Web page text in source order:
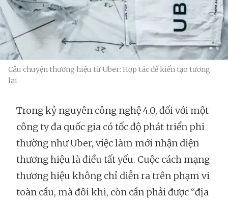
Câu chuyện thương hiệu từ Uber: Hợp tác để kiến tạo tương
lai
Trong kỷ nguyên công nghệ 4.0, đối với một
công ty đa quốc gia có tốc độ phát triển phi
thường như Uber, việc làm mới nhận diện
thương hiệu là điều tất yếu. Cuộc cách mạng
thương hiệu không chỉ diễn ra trên phạm vi
toàn cầu, mà đôi khi, còn cần phải được “địa